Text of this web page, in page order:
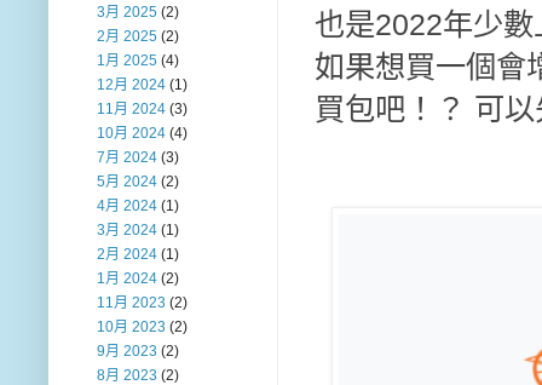
也是2022年少
如果想買一個會
買包吧！？ 可
3月 2025 (2)
2月 2025 (2)
1月 2025 (4)
12月 2024 (1)
11月 2024 (3)
10月 2024 (4)
7月 2024 (3)
5月 2024 (2)
4月 2024 (1)
3月 2024 (1)
2月 2024 (1)
1月 2024 (2)
11月 2023 (2)
10月 2023 (2)
9月 2023 (2)
8月 2023 (2)